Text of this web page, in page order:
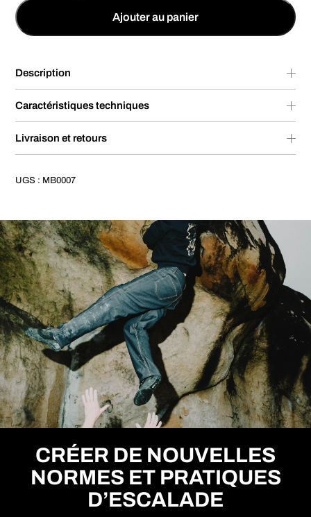
Ajouter au panier
Description
Caractéristiques techniques
Livraison et retours
UGS : MB0007
CRÉER DE NOUVELLES
NORMES ET PRATIQUES
D’ESCALADE